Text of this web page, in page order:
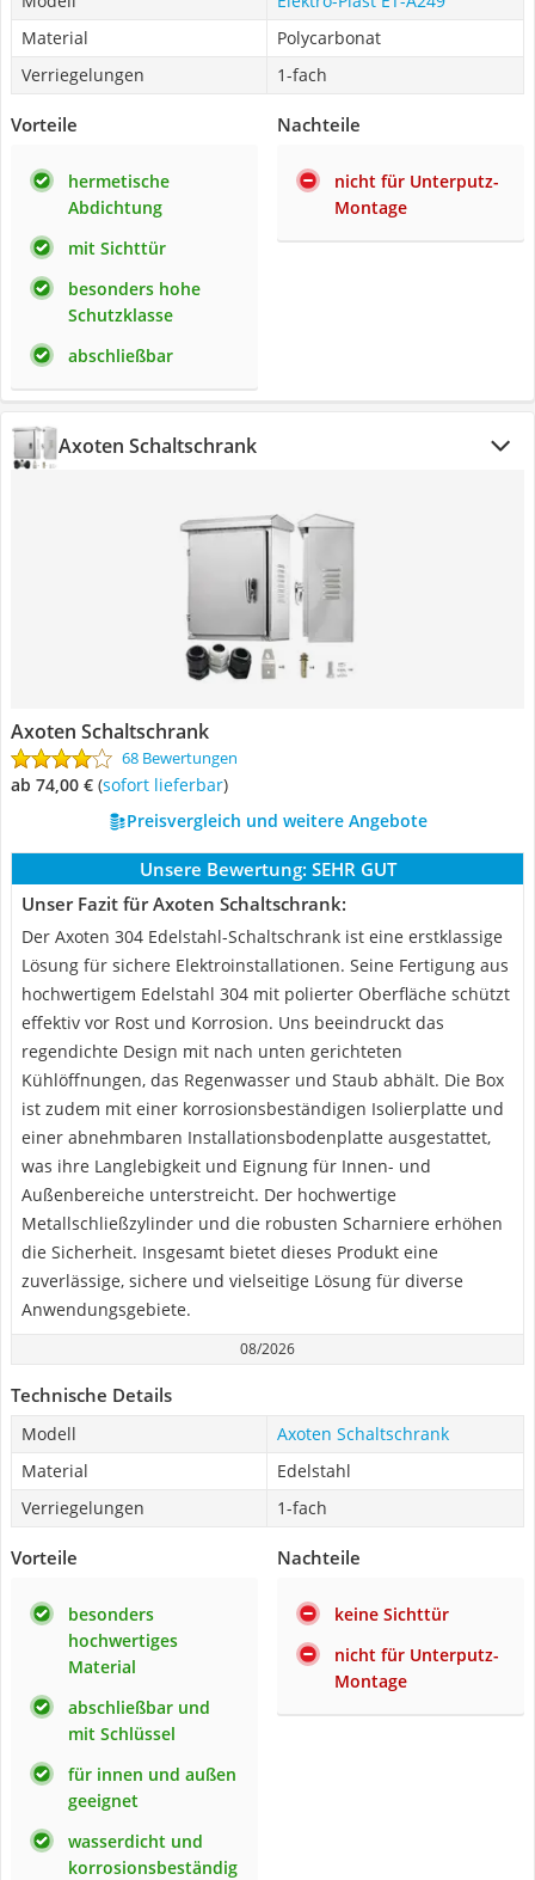
Material
Polycarbonat
Verriegelungen
1-fach
Vorteile
hermetische
Abdichtung
mit Sichttür
besonders hohe
Schutzklasse
abschließbar
Nachteile
nicht für Unterputz-
Montage
Axoten Schaltschrank
Axoten Schaltschrank
68 Bewertungen
ab 74,00 € ( Sofort lieferbar)
Preisvergleich und weitere Angebote
Unsere Bewertung: SEHR GUT
Unser Fazit für Axoten Schaltschrank:
Der Axoten 304 Edelstahl-Schaltschrank ist eine erstklassige
Lösung für sichere Elektroinstallationen. Seine Fertigung aus
hochwertigem Edelstahl 304 mit polierter Oberfläche schützt
effektiv vor Rost und Korrosion. Uns beeindruckt das
regendichte Design mit nach unten gerichteten
Kühlöffnungen, das Regenwasser und Staub abhält. Die Box
ist zudem mit einer korrosionsbeständigen Isolierplatte und
einer abnehmbaren Installationsbodenplatte ausgestattet,
was ihre Langlebigkeit und Eignung für Innen- und
Außenbereiche unterstreicht. Der hochwertige
Metallschließzylinder und die robusten Scharniere erhöhen
die Sicherheit. Insgesamt bietet dieses Produkt eine
zuverlässige, sichere und vielseitige Lösung für diverse
Anwendungsgebiete.
08/2026
Technische Details
Modell
Axoten Schaltschrank
Material
Edelstahl
Verriegelungen
1-fach
Vorteile
besonders
hochwertiges
Material
abschließbar und
mit Schlüssel
für innen und außen
geeignet
wasserdicht und
korrosionsbeständig
Nachteile
keine Sichttür
nicht für Unterputz-
Montage